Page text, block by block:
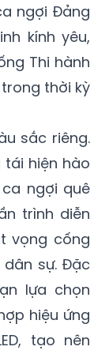
ngợi Đảng
kính yêu,
Thi hành
thời kỳ
sắc riêng.
hiện hào
ngợi quê
trình diễn
vọng cống
sự. Đặc
lựa chọn
hiệu ứng
tạo nên